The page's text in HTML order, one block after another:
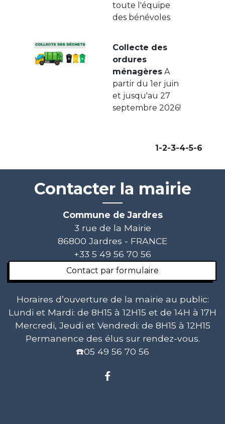
toute l'équipe
des bénévoles
Collecte des
ordures
ménagères A
partir du 1er juin
et jusqu'au 27
septembre 2026!
1-2-3-4-5-6
Contacter la mairie
Commune de Jardres
3 rue de la Mairie
86800 Jardres - FRANCE
+33 5 49 56 70 56
Contact par formulaire
Horaires d’ouverture de la mairie au public:
Lundi et Mardi: de 8H15 à 12H15 et de 14H à 17H
Mercredi, Jeudi et Vendredi: de 8H15 à 12H15
Permanence des élus sur rendez-vous.
☎️05 49 56 70 56